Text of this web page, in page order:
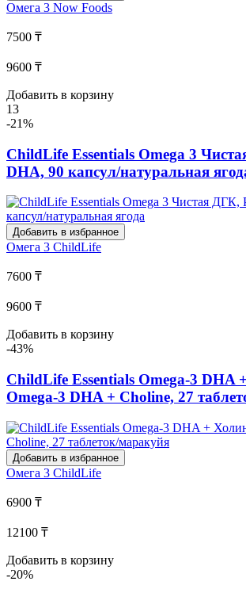
Омега 3 Now Foods
7500 ₸
9600 ₸
Добавить в корзину
13
-21%
ChildLife Essentials Omega 3
DHA, 90 капсул/натуральная
Добавить в избранное
Омега 3 ChildLife
7600 ₸
9600 ₸
Добавить в корзину
-43%
ChildLife Essentials Omega-3 DHA
Omega-3 DHA + Choline, 27
Добавить в избранное
Омега 3 ChildLife
6900 ₸
12100 ₸
Добавить в корзину
-20%